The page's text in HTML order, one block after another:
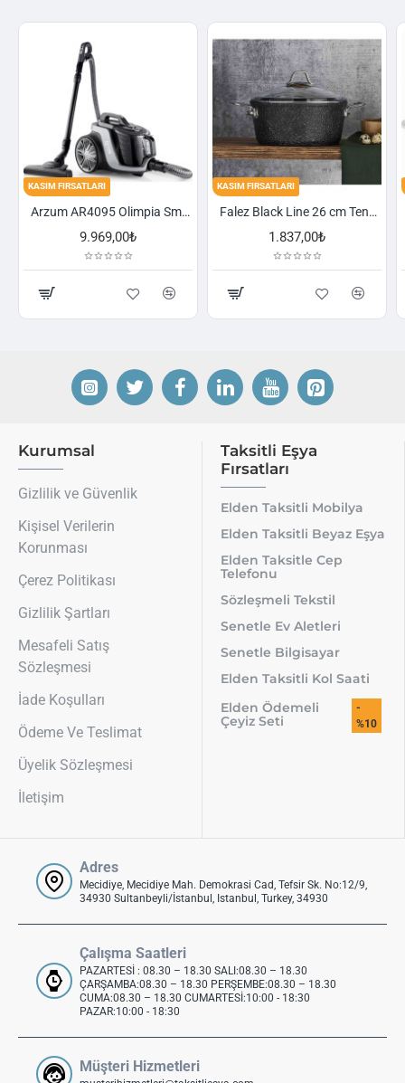
KASIM FIRSATLARI
Arzum AR4095 Olimpia Smart Cyclone Filtreli Süpürge - Füme
9.969,00₺
KASIM FIRSATLARI
Falez Black Line 26 cm Tencere
1.837,00₺
Kurumsal
Gizlilik ve Güvenlik
Kişisel Verilerin
Korunması
Çerez Politikası
Gizlilik Şartları
Mesafeli Satış
Sözleşmesi
İade Koşulları
Ödeme Ve Teslimat
Üyelik Sözleşmesi
İletişim
Taksitli Eşya
Fırsatları
Elden Taksitli Mobilya
Elden Taksitli Beyaz Eşya
Elden Taksitle Cep
Telefonu
Sözleşmeli Tekstil
Senetle Ev Aletleri
Senetle Bilgisayar
Elden Taksitli Kol Saati
Elden Ödemeli
Çeyiz Seti
-
%10
Adres
Mecidiye, Mecidiye Mah. Demokrasi Cad, Tefsir Sk. No:12/9,
34930 Sultanbeyli/İstanbul, Istanbul, Turkey, 34930
Çalışma Saatleri
PAZARTESİ : 08.30 – 18.30 SALI:08.30 – 18.30
ÇARŞAMBA:08.30 – 18.30 PERŞEMBE:08.30 – 18.30
CUMA:08.30 – 18.30 CUMARTESİ:10:00 - 18:30
PAZAR:10:00 - 18:30
Müşteri Hizmetleri